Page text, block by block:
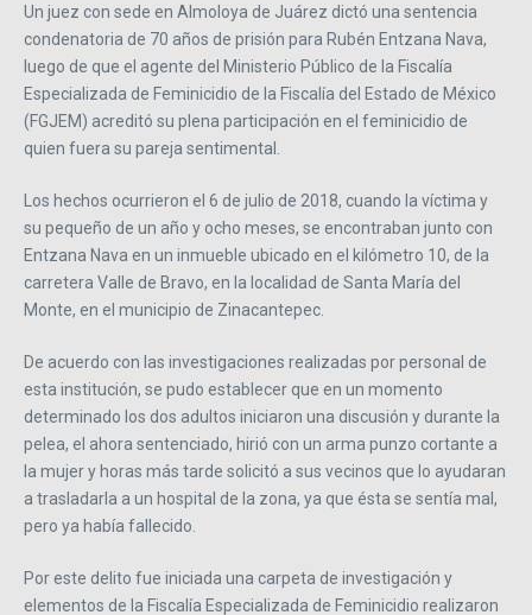
Un juez con sede en Almoloya de Juárez dictó una sentencia
condenatoria de 70 años de prisión para Rubén Entzana Nava,
luego de que el agente del Ministerio Público de la Fiscalía
Especializada de Feminicidio de la Fiscalía del Estado de México
(FGJEM) acreditó su plena participación en el feminicidio de
quien fuera su pareja sentimental.
Los hechos ocurrieron el 6 de julio de 2018, cuando la víctima y
su pequeño de un año y ocho meses, se encontraban junto con
Entzana Nava en un inmueble ubicado en el kilómetro 10, de la
carretera Valle de Bravo, en la localidad de Santa María del
Monte, en el municipio de Zinacantepec.
De acuerdo con las investigaciones realizadas por personal de
esta institución, se pudo establecer que en un momento
determinado los dos adultos iniciaron una discusión y durante la
pelea, el ahora sentenciado, hirió con un arma punzo cortante a
la mujer y horas más tarde solicitó a sus vecinos que lo ayudaran
a trasladarla a un hospital de la zona, ya que ésta se sentía mal,
pero ya había fallecido.
Por este delito fue iniciada una carpeta de investigación y
elementos de la Fiscalía Especializada de Feminicidio realizaron